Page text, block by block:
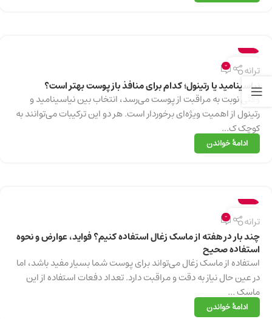
13
دسامبر
سلامت
ترانه 0
نیاسینامید یا رتینول؛ کدام برای منافذ باز پوست بهتر است؟
وقتی نوبت به مراقبت از پوست می‌رسد، انتخاب بین نیاسینامید و
رتینول از اهمیت ویژه‌ای برخوردار است. هر دو این ترکیبات می‌توانند به
کوچک ک...
ادامهٔ خواندن
13
دسامبر
سلامت
ترانه 0
چند بار در هفته از ماسک زغال استفاده کنیم؟ فواید، عوارض و نحوه
استفاده صحیح
استفاده از ماسک زغال می‌تواند برای پوست شما بسیار مفید باشد، اما
در عین حال نیاز به دقت و مراقبت دارد. تعداد دفعات استفاده از این
ماسک ...
ادامهٔ خواندن